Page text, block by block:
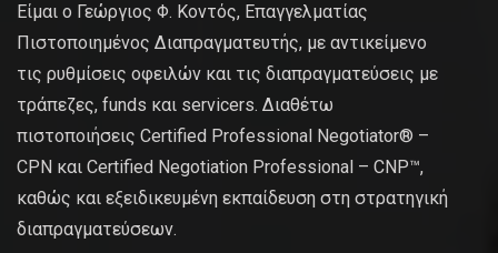
Είμαι ο Γεώργιος Φ. Κοντός, Επαγγελματίας
Πιστοποιημένος Διαπραγματευτής, με αντικείμενο
τις ρυθμίσεις οφειλών και τις διαπραγματεύσεις με
τράπεζες, funds και servicers. Διαθέτω
πιστοποιήσεις Certified Professional Negotiator® –
CPN και Certified Negotiation Professional – CNP™,
καθώς και εξειδικευμένη εκπαίδευση στη στρατηγική
διαπραγματεύσεων.